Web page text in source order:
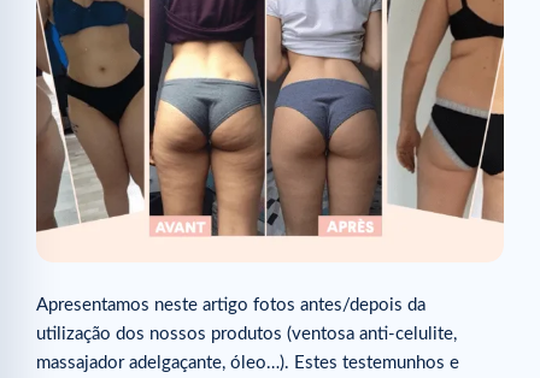
Apresentamos neste artigo fotos antes/depois da
utilização dos nossos produtos (ventosa anti-celulite,
massajador adelgaçante, óleo…). Estes testemunhos e